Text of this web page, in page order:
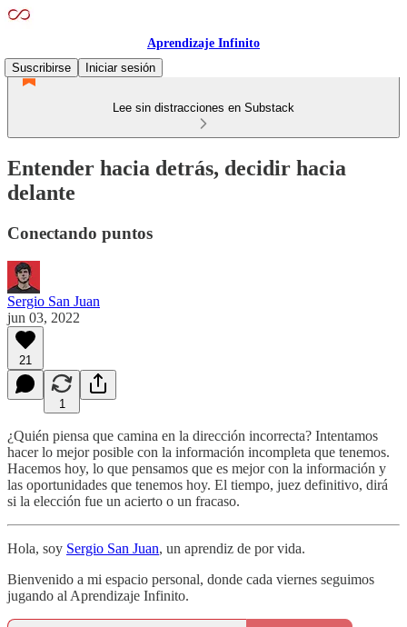
Aprendizaje Infinito
Suscribirse
Iniciar sesión
Lee sin distracciones en Substack
Entender hacia detrás, decidir hacia
delante
Conectando puntos
Sergio San Juan
jun 03, 2022
21
1
¿Quién piensa que camina en la dirección incorrecta? Intentamos
hacer lo mejor posible con la información incompleta que tenemos.
Hacemos hoy, lo que pensamos que es mejor con la información y
las oportunidades que tenemos hoy. El tiempo, juez definitivo, dirá
si la elección fue un acierto o un fracaso.
Hola, soy Sergio San Juan, un aprendiz de por vida.
Bienvenido a mi espacio personal, donde cada viernes seguimos
jugando al Aprendizaje Infinito.